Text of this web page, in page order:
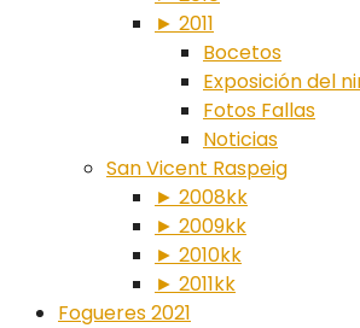
► 2011
Bocetos
Exposición del
Fotos Fallas
Noticias
San Vicent Raspeig
► 2008kk
► 2009kk
► 2010kk
► 2011kk
Fogueres 2021